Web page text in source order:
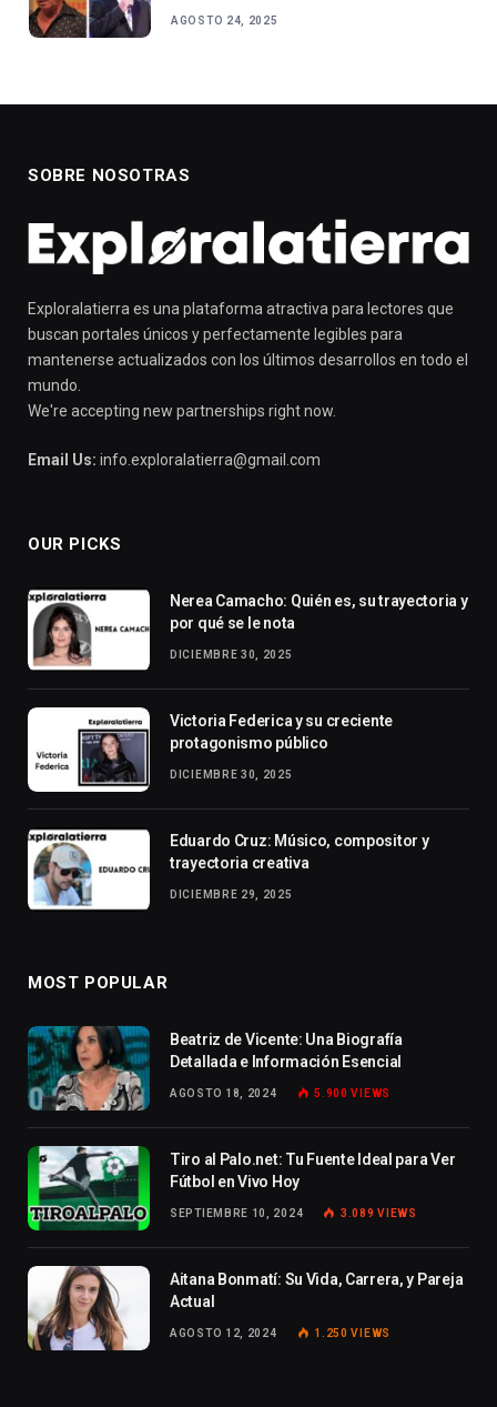
AGOSTO 24, 2025
SOBRE NOSOTRAS
Exploralatierra es una plataforma atractiva para lectores que
buscan portales únicos y perfectamente legibles para
mantenerse actualizados con los últimos desarrollos en todo el
mundo.
We're accepting new partnerships right now.
Email Us: info.exploralatierra@gmail.com
OUR PICKS
Nerea Camacho: Quién es, su trayectoria y
por qué se le nota
DICIEMBRE 30, 2025
Victoria Federica y su creciente
protagonismo público
DICIEMBRE 30, 2025
Eduardo Cruz: Músico, compositor y
trayectoria creativa
DICIEMBRE 29, 2025
MOST POPULAR
Beatriz de Vicente: Una Biografía
Detallada e Información Esencial
AGOSTO 18, 2024 5.900VIEWS
Tiro al Palo.net: Tu Fuente Ideal para Ver
Fútbol en Vivo Hoy
SEPTIEMBRE 10, 2024 3.089VIEWS
Aitana Bonmatí: Su Vida, Carrera, y Pareja
Actual
AGOSTO 12, 2024 1.250VIEWS